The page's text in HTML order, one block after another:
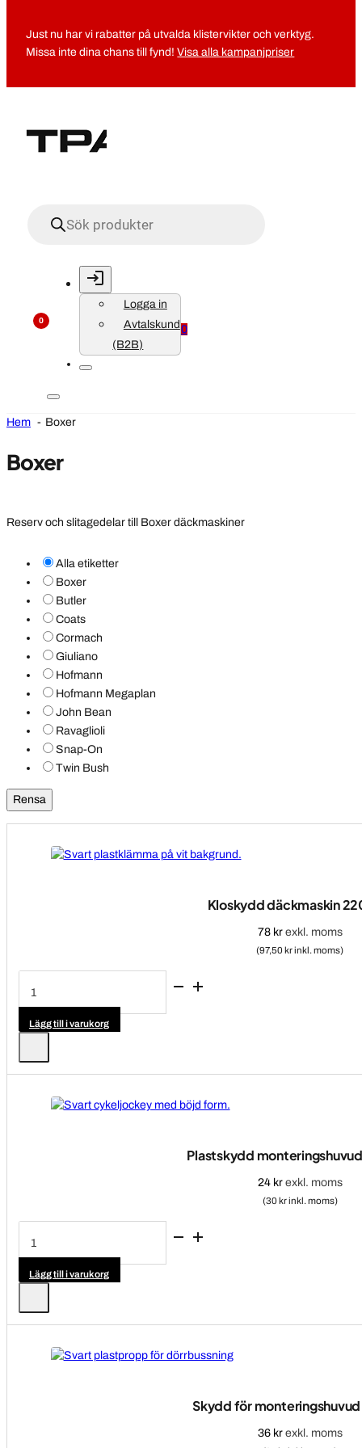
Just nu har vi rabatter på utvalda klistervikter och verktyg.
Missa inte dina chans till fynd!Visa alla kampanjpriser
Logga in
Avtalskund
(B2B)
0
0
Hem Boxer
Boxer
Reserv och slitagedelar till Boxer däckmaskiner
Alla etiketter
Boxer
Butler
Coats
Cormach
Giuliano
Hofmann
Hofmann Megaplan
John Bean
Ravaglioli
Snap-On
Twin Bush
Rensa
Kloskydd däckmaskin
78 kr exkl. moms
(97,50 kr inkl. moms)
Kloskydd
däckmaskin
2201021
mängd
Lägg till i varukorg
Plastskydd
24 kr exkl. moms
(30 kr inkl. moms)
Plastskydd
monteringshuvud
220338
mängd
Lägg till i varukorg
Skydd för
36 kr exkl. moms